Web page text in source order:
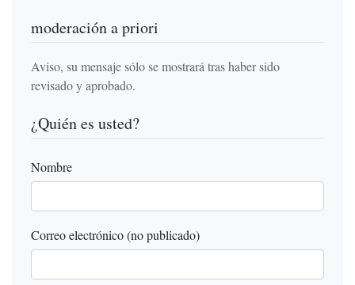
moderación a priori
Aviso, su mensaje sólo se mostrará tras haber sido
revisado y aprobado.
¿Quién es usted?
Nombre
Correo electrónico (no publicado)